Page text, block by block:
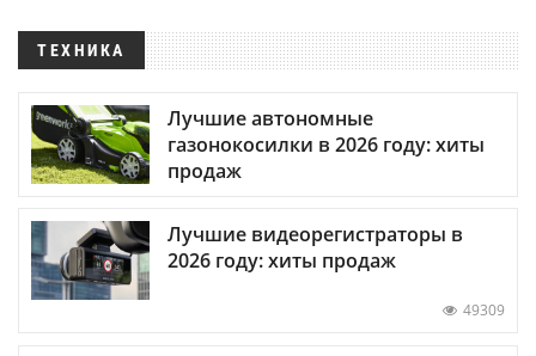
ТЕХНИКА
Лучшие автономные
газонокосилки в 2026 году: хиты
продаж
Лучшие видеорегистраторы в
2026 году: хиты продаж
49309